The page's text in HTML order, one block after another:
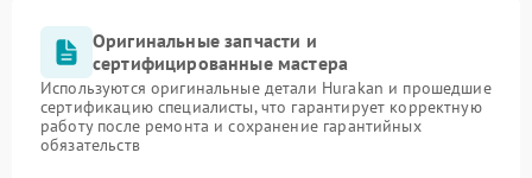
Оригинальные запчасти и
сертифицированные мастера
Используются оригинальные детали Hurakan и прошедшие
сертификацию специалисты, что гарантирует корректную
работу после ремонта и сохранение гарантийных
обязательств